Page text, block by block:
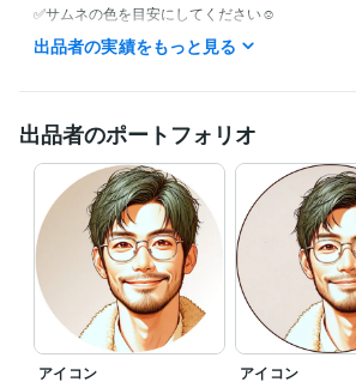
✅サムネの色を目安にしてください☺️
・オールジャンルで話す関西弁で雑談は「黄色」
・思いやりを感じて安心したい時は「青」
✅ご要望頂ければ深夜・早朝も可能です
（DMでお問い合わせください）
✅ブログ書いてます
（2026年1月現在　約470記事）
✅コンテンツ一覧になります↓
https://coconala.com/blogs/524717/628046
ーーーーーーーーーーーーーーー
⭐️関西弁に抵抗があればおっしゃってください。
標準語でがんばってみます^_^
出品者の実績をもっと見る
出品者のポートフォリオ
アイコン アイコン